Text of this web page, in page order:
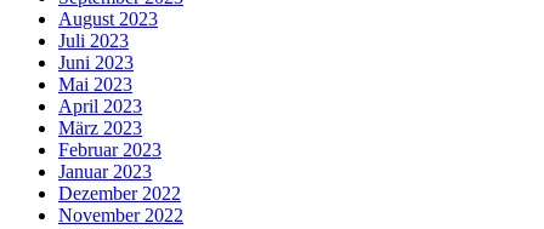
August 2023
Juli 2023
Juni 2023
Mai 2023
April 2023
März 2023
Februar 2023
Januar 2023
Dezember 2022
November 2022